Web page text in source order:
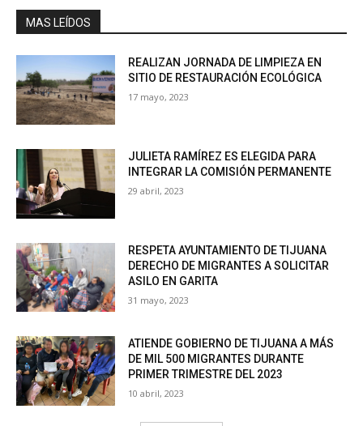
MAS LEÍDOS
REALIZAN JORNADA DE LIMPIEZA EN
SITIO DE RESTAURACIÓN ECOLÓGICA
17 mayo, 2023
JULIETA RAMÍREZ ES ELEGIDA PARA
INTEGRAR LA COMISIÓN PERMANENTE
29 abril, 2023
RESPETA AYUNTAMIENTO DE TIJUANA
DERECHO DE MIGRANTES A SOLICITAR
ASILO EN GARITA
31 mayo, 2023
ATIENDE GOBIERNO DE TIJUANA A MÁS
DE MIL 500 MIGRANTES DURANTE
PRIMER TRIMESTRE DEL 2023
10 abril, 2023